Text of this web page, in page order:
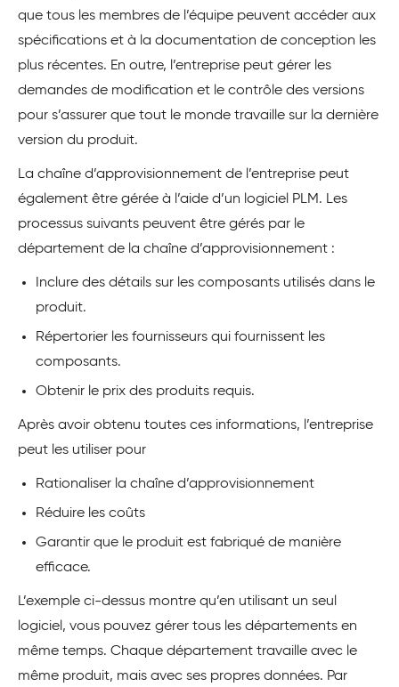
que tous les membres de l’équipe peuvent accéder aux
spécifications et à la documentation de conception les
plus récentes. En outre, l’entreprise peut gérer les
demandes de modification et le contrôle des versions
pour s’assurer que tout le monde travaille sur la dernière
version du produit.
La chaîne d’approvisionnement de l’entreprise peut
également être gérée à l’aide d’un logiciel PLM. Les
processus suivants peuvent être gérés par le
département de la chaîne d’approvisionnement :
Inclure des détails sur les composants utilisés dans le
produit.
Répertorier les fournisseurs qui fournissent les
composants.
Obtenir le prix des produits requis.
Après avoir obtenu toutes ces informations, l’entreprise
peut les utiliser pour
Rationaliser la chaîne d’approvisionnement
Réduire les coûts
Garantir que le produit est fabriqué de manière
efficace.
L’exemple ci-dessus montre qu’en utilisant un seul
logiciel, vous pouvez gérer tous les départements en
même temps. Chaque département travaille avec le
même produit, mais avec ses propres données. Par